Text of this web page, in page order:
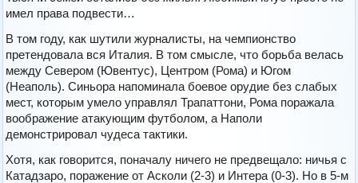
имел права подвести…
В том году, как шутили журналисты, на чемпионство
претендовала вся Италия. В том смысле, что борьба велась
между Севером (Ювентус), Центром (Рома) и Югом
(Неаполь). Синьора напоминала боевое орудие без слабых
мест, которым умело управлял Трапаттони, Рома поражала
воображение атакующим футболом, а Наполи
демонстрировал чудеса тактики.
Хотя, как говорится, поначалу ничего не предвещало: ничья с
Катадзаро, поражение от Асколи (2-3) и Интера (0-3). Но в 5-м